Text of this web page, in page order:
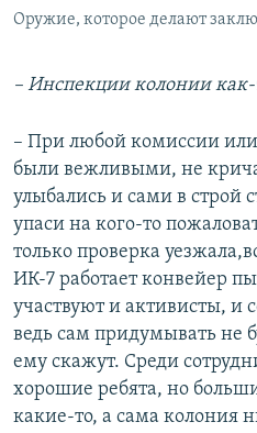
Оружие, которое делают
– Инспекции колонии
– При любой комиссии
были вежливыми, не
улыбались и сами в строй
упаси на кого-то
только проверка
ИК-7 работает конвейер
участвуют и активисты, и
ведь сам придумывать не
ему скажут. Среди
хорошие ребята, но
какие-то, а сама колония